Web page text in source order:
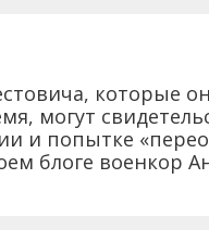
которые
могут
и попытке
блоге военкор